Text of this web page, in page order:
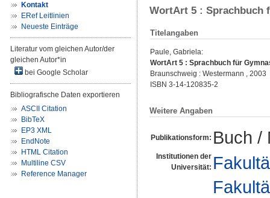
Kontakt
ERef Leitlinien
Neueste Einträge
Literatur vom gleichen Autor/der
gleichen Autor*in
bei Google Scholar
Bibliografische Daten exportieren
ASCII Citation
BibTeX
EP3 XML
EndNote
HTML Citation
Multiline CSV
Reference Manager
WortArt 5 : Sprachbuch
Titelangaben
Paule, Gabriela:
WortArt 5 : Sprachbuch für
Braunschweig : Westermann , 2003
ISBN 3-14-120835-2
Weitere Angaben
Publikationsform: Buch /
Institutionen der
Universität: